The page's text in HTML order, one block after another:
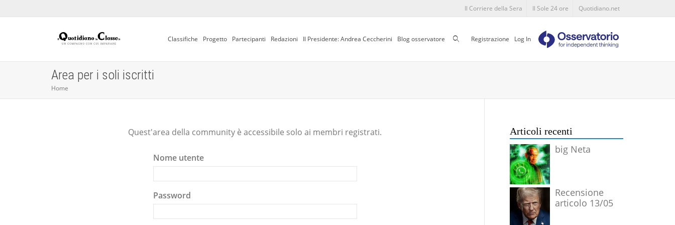
Il Corriere della Sera Il Sole 24 ore Quotidiano.net
Classifiche Progetto Partecipanti Redazioni Il Presidente: Andrea Ceccherini Blog osservatore CercaRegistrazione Log In
Area per i soli iscritti
Home
Quest'area della community è accessibile solo ai membri registrati.
Nome utente
Password
Articoli recenti
big Neta
Recensione
articolo 13/05